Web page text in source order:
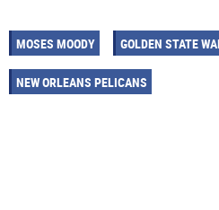
MOSES MOODY GOLDEN STATE
NEW ORLEANS PELICANS